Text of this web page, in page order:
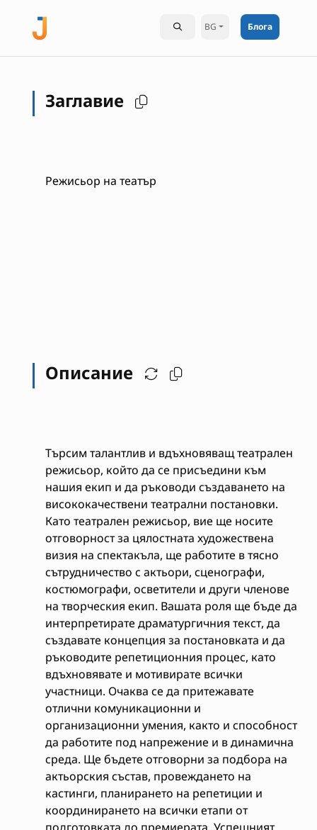
BG Блога
Заглавие
Режисьор на театър
Описание
Търсим талантлив и вдъхновяващ театрален
режисьор, който да се присъедини към
нашия екип и да ръководи създаването на
висококачествени театрални постановки.
Като театрален режисьор, вие ще носите
отговорност за цялостната художествена
визия на спектакъла, ще работите в тясно
сътрудничество с актьори, сценографи,
костюмографи, осветители и други членове
на творческия екип. Вашата роля ще бъде да
интерпретирате драматургичния текст, да
създавате концепция за постановката и да
ръководите репетиционния процес, като
вдъхновявате и мотивирате всички
участници. Очаква се да притежавате
отлични комуникационни и
организационни умения, както и способност
да работите под напрежение и в динамична
среда. Ще бъдете отговорни за подбора на
актьорския състав, провеждането на
кастинги, планирането на репетиции и
координирането на всички етапи от